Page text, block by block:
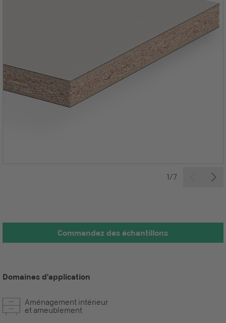
1/7
Commandez des échantillons
Domaines d'application
Aménagement intérieur
et ameublement